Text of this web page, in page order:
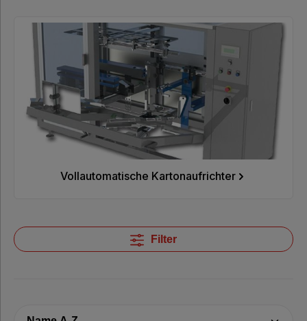
Kartonaufrichter
Hygieneprodukte
%
Sale
Verpackung
Vollautomatische Kartonaufrichter
Filter